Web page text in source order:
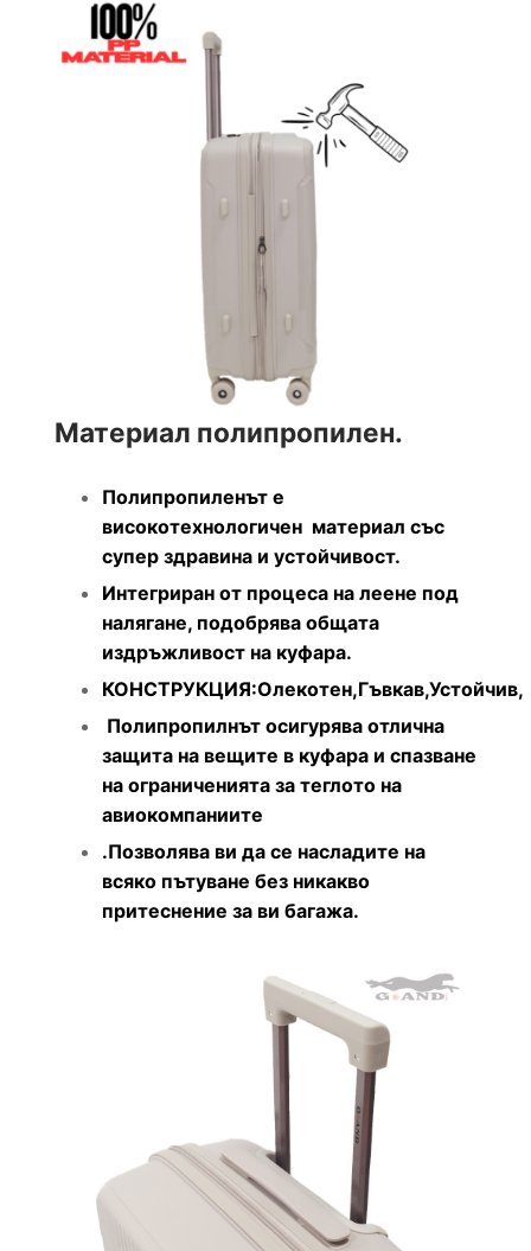
Материал полипропилен.
Полипропиленът е
високотехнологичен материал със
супер здравина и устойчивост.
Интегриран от процеса на леене под
налягане, подобрява общата
издръжливост на куфара.
КОНСТРУКЦИЯ:Олекотен,Гъвкав,Устойчив,
Полипропилнът осигурява отлична
защита на вещите в куфара и спазване
на ограниченията за теглото на
авиокомпаниите
.Позволява ви да се насладите на
всяко пътуване без никакво
притеснение за ви багажа.